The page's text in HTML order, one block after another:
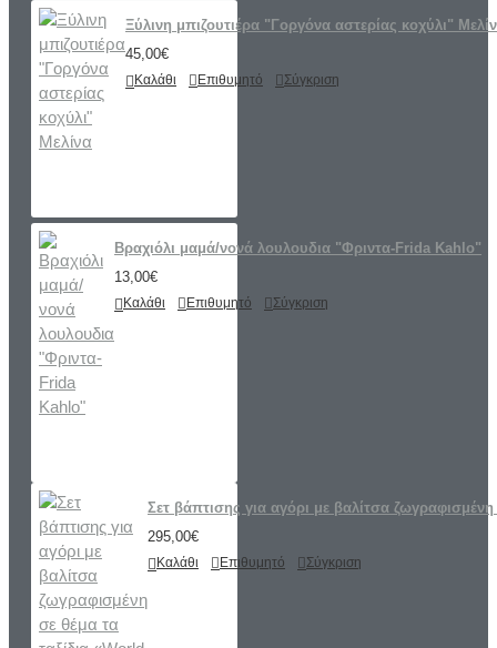
Ξύλινη μπιζουτιέρα "Γοργόνα αστερίας κοχύλι"
45,00€
Καλάθι Επιθυμητό Σύγκριση
Βραχιόλι μαμά/νονά λουλουδια "Φριντα-Frida Kahlo"
13,00€
Καλάθι Επιθυμητό Σύγκριση
Σετ βάπτισης για αγόρι με βαλίτσα
295,00€
Καλάθι Επιθυμητό Σύγκριση